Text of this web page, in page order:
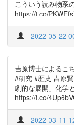
こういう読み物系
https://t.co/
2022-05-22
吉原博士によるこ
#研究 #歴史 吉原
劇的な展開」化学
https://t.co/
2022-03-11